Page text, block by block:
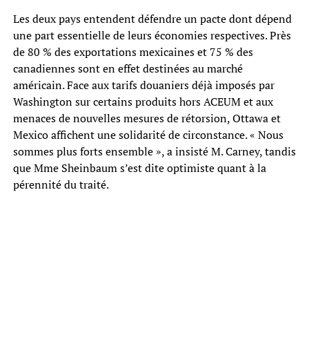
Les deux pays entendent défendre un pacte dont dépend
une part essentielle de leurs économies respectives. Près
de 80 % des exportations mexicaines et 75 % des
canadiennes sont en effet destinées au marché
américain. Face aux tarifs douaniers déjà imposés par
Washington sur certains produits hors ACEUM et aux
menaces de nouvelles mesures de rétorsion, Ottawa et
Mexico affichent une solidarité de circonstance. « Nous
sommes plus forts ensemble », a insisté M. Carney, tandis
que Mme Sheinbaum s’est dite optimiste quant à la
pérennité du traité.